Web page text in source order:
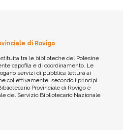
di Rovigo
tra le biblioteche del Polesine
capofila e di coordinamento. Le
servizi di pubblica lettura ai
collettivamente, secondo i principi
Provinciale di Rovigo è
del Servizio Bibliotecario Nazionale